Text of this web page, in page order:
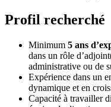
Profil recherché
Minimum 5 ans
dans un rôle
administrative ou de
Expérience dans un
dynamique et en
Capacité à travailler